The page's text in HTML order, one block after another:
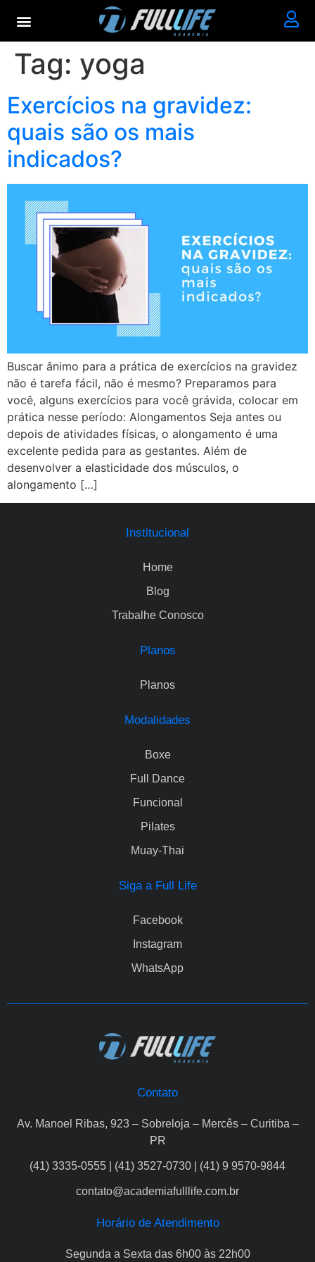
Tag: yoga
Exercícios na gravidez:
quais são os mais
indicados?
Buscar ânimo para a prática de exercícios na gravidez
não é tarefa fácil, não é mesmo? Preparamos para
você, alguns exercícios para você grávida, colocar em
prática nesse período: Alongamentos Seja antes ou
depois de atividades físicas, o alongamento é uma
excelente pedida para as gestantes. Além de
desenvolver a elasticidade dos músculos, o
alongamento […]
Institucional
Home
Blog
Trabalhe Conosco
Planos
Planos
Modalidades
Boxe
Full Dance
Funcional
Pilates
Muay-Thai
Siga a Full Life
Facebook
Instagram
WhatsApp
Contato
Av. Manoel Ribas, 923 – Sobreloja – Mercês – Curitiba –
PR
(41) 3335-0555 | (41) 3527-0730 | (41) 9 9570-9844
contato@academiafulllife.com.br
Horário de Atendimento
Segunda a Sexta das 6h00 às 22h00